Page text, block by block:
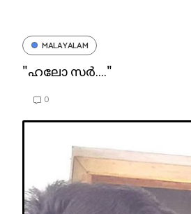
MALAYALAM
"ഹലോ സർ...."
0